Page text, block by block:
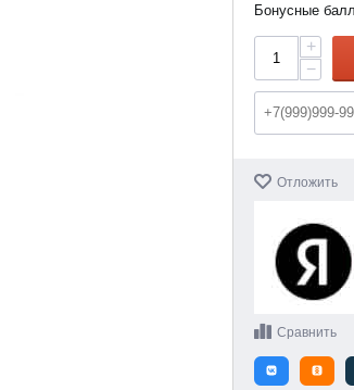
Бонусные
+
−
Отложить
Сравнить